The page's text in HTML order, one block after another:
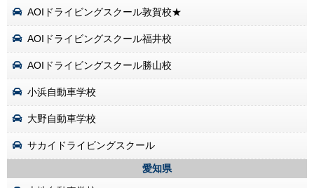
AOIドライビングスクール敦賀校★
AOIドライビングスクール福井校
AOIドライビングスクール勝山校
小浜自動車学校
大野自動車学校
サカイドライビングスクール
愛知県